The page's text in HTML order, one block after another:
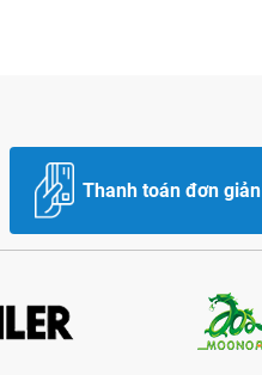
Thanh toán đơn giản